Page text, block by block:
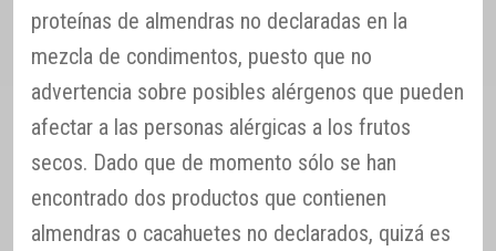
proteínas de almendras no declaradas en la
mezcla de condimentos, puesto que no
advertencia sobre posibles alérgenos que pueden
afectar a las personas alérgicas a los frutos
secos. Dado que de momento sólo se han
encontrado dos productos que contienen
almendras o cacahuetes no declarados, quizá es